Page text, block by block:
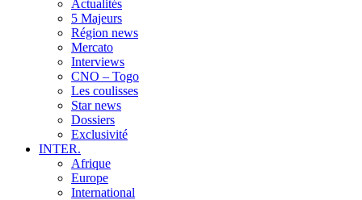
Actualités
5 Majeurs
Région news
Mercato
Interviews
CNO – Togo
Les coulisses
Star news
Dossiers
Exclusivité
INTER.
Afrique
Europe
International